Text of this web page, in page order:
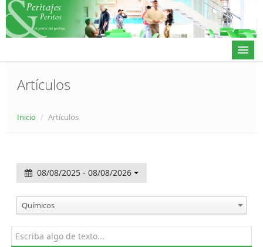
Contacto
𝕏
Artículos
Inicio / Artículos
08/08/2025 - 08/08/2026
Químicos